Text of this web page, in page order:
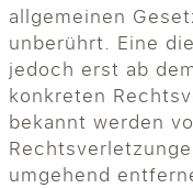
allgemeinen
unberührt. Eine
jedoch erst ab
konkreten
bekannt werden
umgehend